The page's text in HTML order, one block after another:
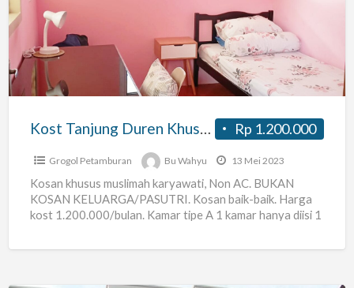
Duren
Khusus
Karyawati
Muslim
Rp 1.200.000
Grogol Petamburan Bu Wahyu 13 Mei 2023
Kosan khusus muslimah karyawati, Non AC. BUKAN
KOSAN KELUARGA/PASUTRI. Kosan baik-baik. Harga
kost 1.200.000/bulan. Kamar tipe A 1 kamar hanya diisi 1